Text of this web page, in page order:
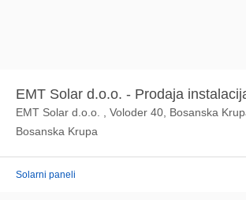
EMT Solar d.o.o. - Prodaja
EMT Solar d.o.o. , Voloder 40, Bosanska
Bosanska Krupa
Solarni paneli